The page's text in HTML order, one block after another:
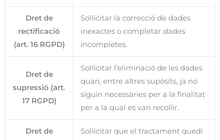
Dret de
rectificació
(art. 16 RGPD)
Sol·licitar la correcció de dades
inexactes o completar dades
incompletes.
Dret de
supressió (art.
17 RGPD)
Sol·licitar l’eliminació de les dades
quan, entre altres supòsits, ja no
siguin necessàries per a la finalitat
per a la qual es van recollir.
Dret de
Sol·licitar que el tractament quedi